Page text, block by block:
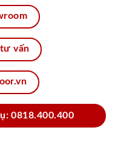
vấn
0818.400.400